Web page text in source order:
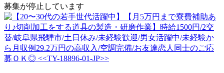
募集が停止しています